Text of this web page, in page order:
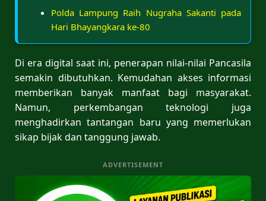
Polda Lampung Raih Nugraha Sakanti pada
Hari Bhayangkara ke-80
Di era digital saat ini, penerapan nilai-nilai Pancasila
semakin dibutuhkan. Kemudahan akses informasi
memberikan banyak manfaat bagi masyarakat.
Namun, perkembangan teknologi juga
menghadirkan tantangan baru yang memerlukan
sikap bijak dan tanggung jawab.
ADVERTISEMENT